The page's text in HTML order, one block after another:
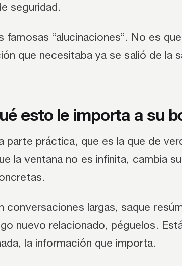
seguridad.
famosas “alucinaciones”. No es
que necesitaba ya se salió de la
esto le importa a su
parte práctica, que es la que de
la ventana no es infinita, cambia
conversaciones largas, saque
nuevo relacionado, péguelos.
la información que importa.